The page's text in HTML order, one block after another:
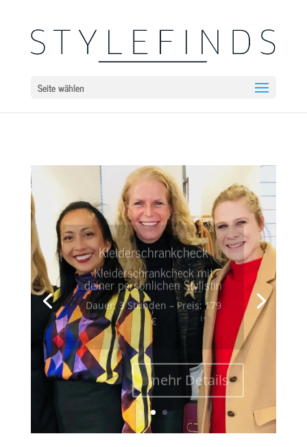
Seite wählen
Kleiderschrankcheck
Kleiderschrankcheck mit
deiner persönlichenStylistin
Dauer: 3 Stunden – Preis: 179
€
mehr Details